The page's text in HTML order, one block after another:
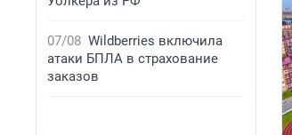
07/08 Wildberries включила
атаки БПЛА в страхование
заказов